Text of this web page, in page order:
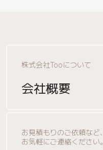
株式会社Tooについて
会社概要
お見積もりのご依頼など、
お気軽にご連絡ください。